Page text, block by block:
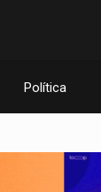
Política